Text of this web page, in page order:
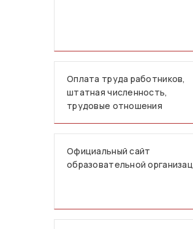
Оплата труда работников,
штатная численность,
трудовые отношения
Официальный сайт
образовательной